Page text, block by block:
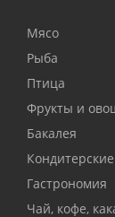
Мясо
Рыба
Птица
Фрукты и
Бакалея
Гастрономия
Чай, кофе,